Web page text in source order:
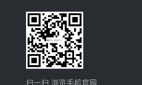
扫一扫 浏览手机官网